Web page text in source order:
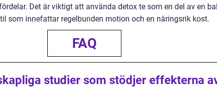
Det är viktigt att använda detox te som en del av en
som innefattar regelbunden motion och en näringsrik kost.
FAQ
studier som stödjer effekterna